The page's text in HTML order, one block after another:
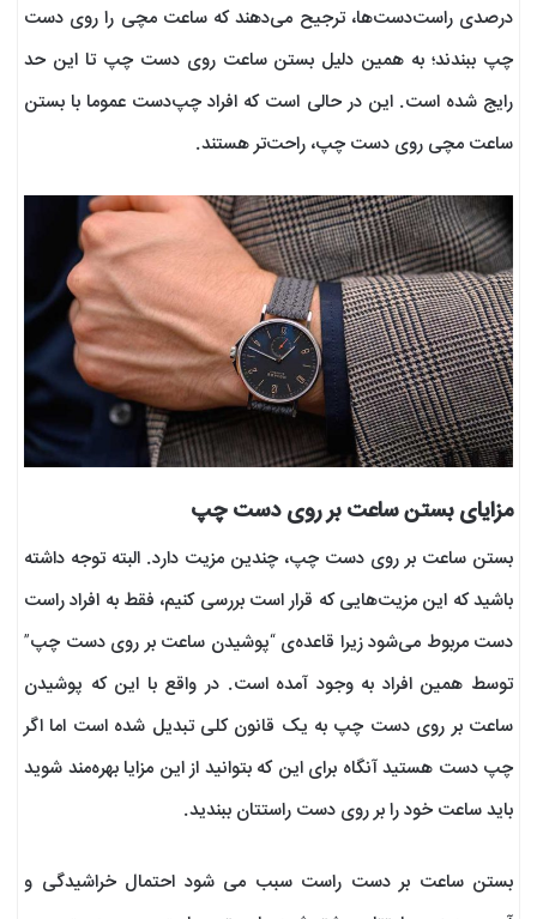
درصدی راست‌دست‌ها، ترجیح می‌دهند که ساعت مچی را روی دست
چپ ببندند؛ به همین دلیل بستن ساعت روی دست چپ تا این حد
رایج شده است. این در حالی است که افراد چپ‌دست عموما با بستن
ساعت مچی روی دست چپ، راحت‌تر هستند.
مزایای بستن ساعت بر روی دست چپ
بستن ساعت بر روی دست چپ، چندین مزیت دارد. البته توجه داشته
باشید که این مزیت‌هایی که قرار است بررسی کنیم، فقط به افراد راست
دست مربوط می‌شود زیرا قاعده‌ی “پوشیدن ساعت بر روی دست چپ”
توسط همین افراد به وجود آمده است. در واقع با این که پوشیدن
ساعت بر روی دست چپ به یک قانون کلی تبدیل شده است اما اگر
چپ دست هستید آنگاه برای این که بتوانید از این مزایا بهره‌مند شوید
باید ساعت خود را بر روی دست راستتان ببندید.
بستن ساعت بر دست راست سبب می شود احتمال خراشیدگی و